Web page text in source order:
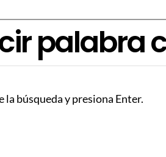
la búsqueda y presiona Enter.